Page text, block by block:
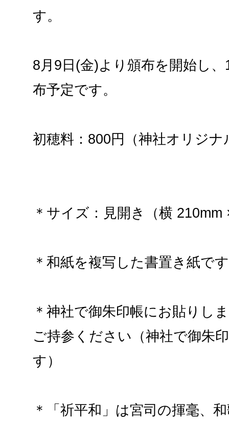
す。
8月9日(金)より頒布を開始し
布予定です。
初穂料：800円（神社オリジ
＊サイズ：見開き（横 210mm
＊和紙を複写した書置き紙です
＊神社で御朱印帳にお貼りし
ご持参ください（神社で御朱
す）
＊「祈平和」は宮司の揮毫、